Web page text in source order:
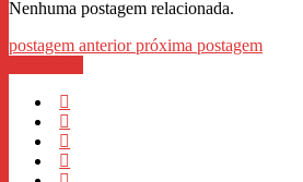
Nenhuma postagem relacionada.
postagem anteriorpróxima postagem